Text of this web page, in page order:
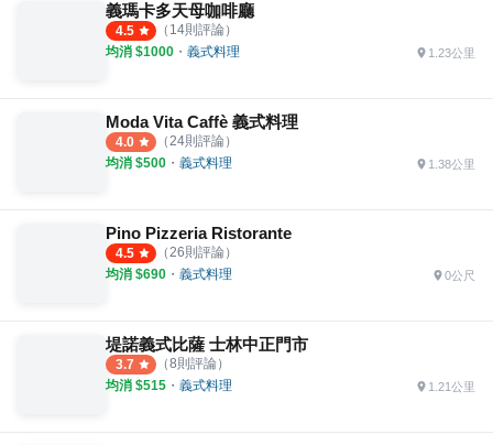
義瑪卡多天母咖啡廳
4.5 （ 14則評論）
均消 $1000 ・ 義式料理 1.23公里
Moda Vita Caffè 義式料理
4.0 （24則評論）
均消 $500 ・ 義式料理 1.38公里
Pino Pizzeria Ristorante
4.5 （26則評論）
均消 $690 ・ 義式料理 0公尺
堤諾義式比薩 士林中正門市
3.7 （8則評論）
均消 $515 ・ 義式料理 1.21公里